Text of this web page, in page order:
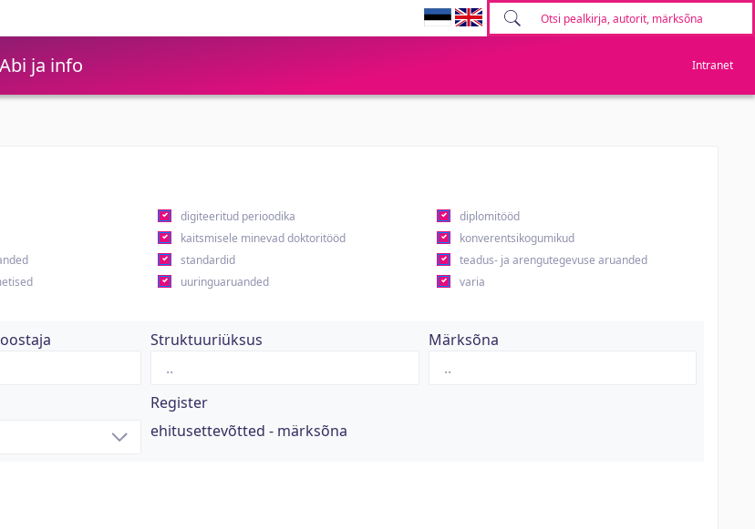
Abi ja info Intranet
digiteeritud perioodika
diplomitööd
kaitsmisele minevad doktoritööd
konverentsikogumikud
standardid
teadus- ja arengutegevuse aruanded
uuringuaruanded
varia
Struktuuriüksus Märksõna
Register
ehitusettevõtted - märksõna